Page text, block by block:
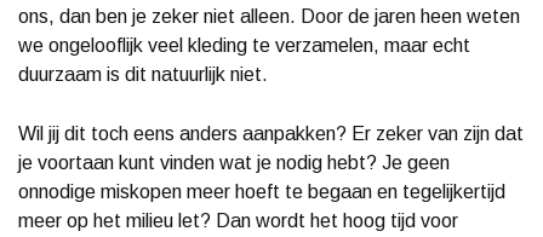
ons, dan ben je zeker niet alleen. Door de jaren heen weten
we ongelooflijk veel kleding te verzamelen, maar echt
duurzaam is dit natuurlijk niet.
Wil jij dit toch eens anders aanpakken? Er zeker van zijn dat
je voortaan kunt vinden wat je nodig hebt? Je geen
onnodige miskopen meer hoeft te begaan en tegelijkertijd
meer op het milieu let? Dan wordt het hoog tijd voor